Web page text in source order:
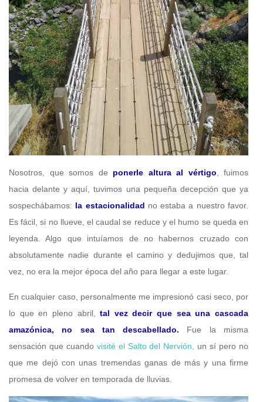
Nosotros, que somos de ponerle altura al vértigo , fuimos
hacia delante y aquí, tuvimos una pequeña decepción que ya
sospechábamos: la estacionalidad no estaba a nuestro favor.
Es fácil, si no llueve, el caudal se reduce y el humo se queda en
leyenda. Algo que intuíamos de no habernos cruzado con
absolutamente nadie durante el camino y dedujimos que, tal
vez, no era la mejor época del año para llegar a este lugar.
En cualquier caso, personalmente me impresionó casi seco, por
lo que en pleno abril,
tal vez decir que sea una cascada
amazónica, no sea tan descabellado. Fue la misma
sensación que cuando visité el Salto del Nervión,
un sí pero no
que me dejó con unas tremendas ganas de más y una firme
promesa de volver en temporada de lluvias.